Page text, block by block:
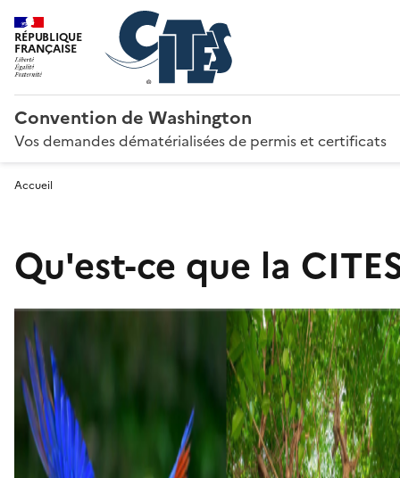
RÉPUBLIQUE
FRANÇAISE
Convention de Washington
Vos demandes dématérialisées de permis et certificats
Accueil
Qu'est-ce que la